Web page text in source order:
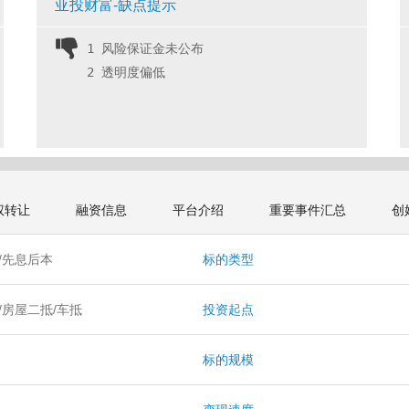
亚投财富-缺点提示
1 风险保证金未公布
2 透明度偏低
转让 融资信息 平台介绍 重要事件汇总 创
息后本 标的类型
屋二抵/车抵 投资起点
标的规模